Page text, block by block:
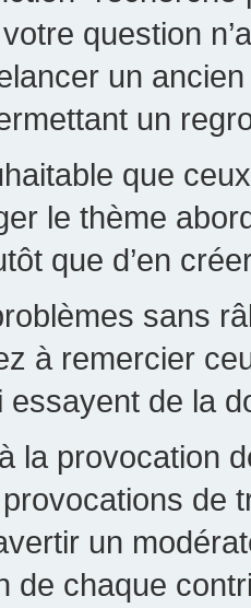
question
un
un
que
le thème
que d’en
sans
à remercier
essayent de la
la provocation
de
un
de chaque